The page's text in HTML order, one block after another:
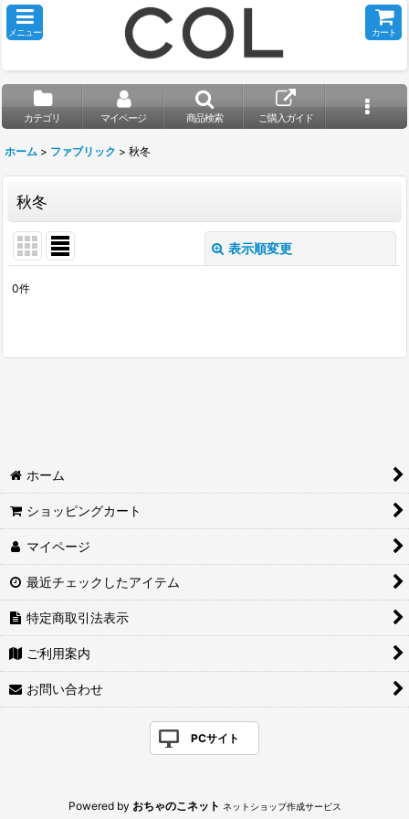
メニュー カート
カテゴリ マイページ 商品検索 ご購入ガイド
ホーム > ファブリック > 秋冬
秋冬
表示順変更
0件
ホーム
ショッピングカート
マイページ
最近チェックしたアイテム
特定商取引法表示
ご利用案内
お問い合わせ
PCサイト
Powered by おちゃのこネット ネットショップ作成サービス